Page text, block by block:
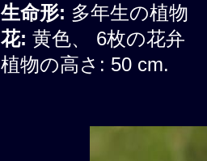
生命形: 多年生の植物
花: 黄色、 6枚の花弁
植物の高さ: 50 cm.